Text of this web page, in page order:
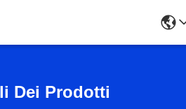
Dei Prodotti